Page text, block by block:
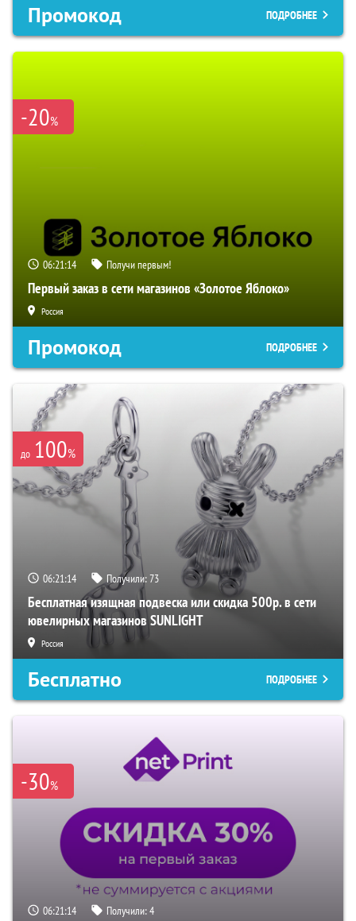
Промокод ПОДРОБНЕЕ
-20%
06:21:13 Получи первым!
Первый заказ в сети магазинов «Золотое Яблоко»
Россия
Промокод ПОДРОБНЕЕ
до 100%
06:21:13 Получили:73
Бесплатная изящная подвеска или скидка 500р. в сети
ювелирных магазинов SUNLIGHT
Россия
Бесплатно ПОДРОБНЕЕ
-30%
06:21:13 Получили:4